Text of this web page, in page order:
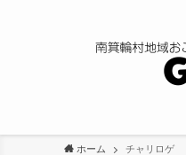
ホーム チャリロゲ